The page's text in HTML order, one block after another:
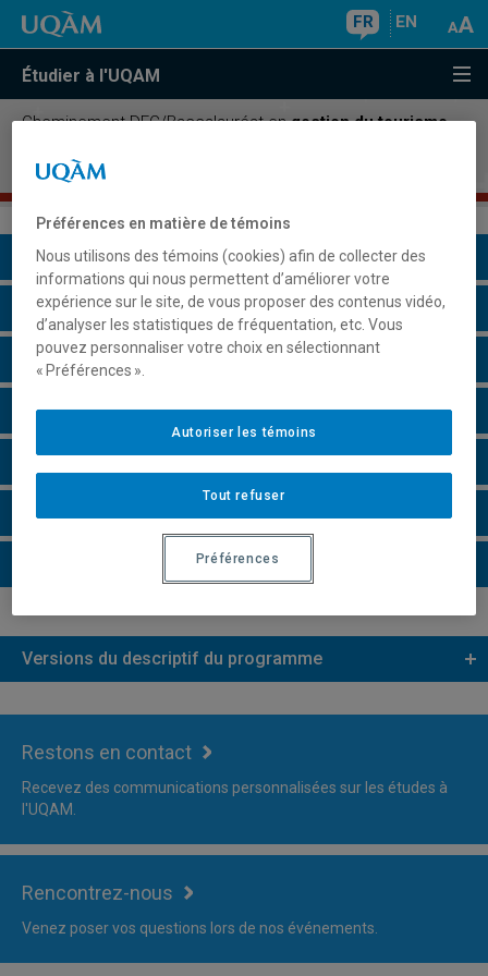
FR EN
Étudier à l'UQAM
Cheminement DEC/Baccalauréat engestion du tourisme
organisations et des destinations touristiques
Présentation du programme
Conditions d'admission
Cours à suivre et horaires
Grille de cheminement
Remarques et règlements
Faire une demande d'admission
Versions du descriptif du programme
Restons en contact
Recevez des communications personnalisées sur les études à
l'UQAM.
Rencontrez-nous
Venez poser vos questions lors de nos événements.
Préférences en matière de témoins
Nous utilisons des témoins (cookies) afin de collecter des
informations qui nous permettent d’améliorer votre
expérience sur le site, de vous proposer des contenus vidéo,
d’analyser les statistiques de fréquentation, etc. Vous
pouvez personnaliser votre choix en sélectionnant
« Préférences ».
Tout refuser
Autoriser les témoins
Préférences